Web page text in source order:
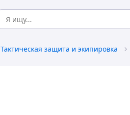
Тактическая защита и экипировка